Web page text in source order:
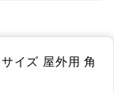
イズ 屋外用 角